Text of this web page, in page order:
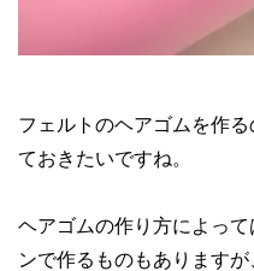
フェルトのヘアゴムを作
ておきたいですね。
ヘアゴムの作り方によっ
ンで作るものもあります